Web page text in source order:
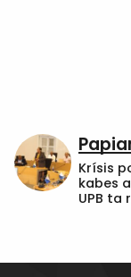
Krísis
kabes
UPB ta